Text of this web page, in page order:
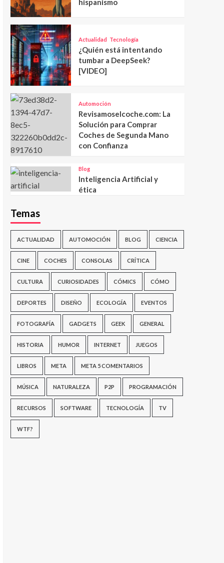
hispanismo
Actualidad Tecnología
¿Quién está intentando
tumbar a DeepSeek?
[VIDEO]
Automoción
Revisamoselcoche.com: La
Solución para Comprar
Coches de Segunda Mano
con Confianza
Blog
Inteligencia Artificial y
ética
Temas
ACTUALIDAD AUTOMOCIÓN BLOG CIENCIA
CINE COCHES CONSOLAS CRÍTICA
CULTURA CURIOSIDADES CÓMICS CÓMO
DEPORTES DISEÑO ECOLOGÍA EVENTOS
FOTOGRAFÍA GADGETS GEEK GENERAL
HISTORIA HUMOR INTERNET JUEGOS
LIBROS META META 5 COMENTARIOS
MÚSICA NATURALEZA P2P PROGRAMACIÓN
RECURSOS SOFTWARE TECNOLOGÍA TV
WTF?